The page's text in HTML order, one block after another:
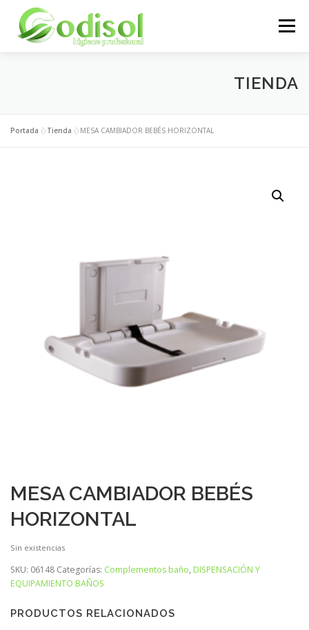
contenido
Menú
ÁREA CLIENTES CONTACTO
TIENDA
Portada »Tienda »MESA CAMBIADOR BEBÉS HORIZONTAL
MESA CAMBIADOR BEBÉS
HORIZONTAL
Sin existencias
SKU: 06148 Categorías: Complementos baño, DISPENSACIÓN Y
EQUIPAMIENTO BAÑOS
PRODUCTOS RELACIONADOS